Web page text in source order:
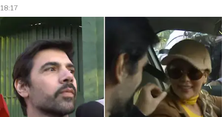
18:17